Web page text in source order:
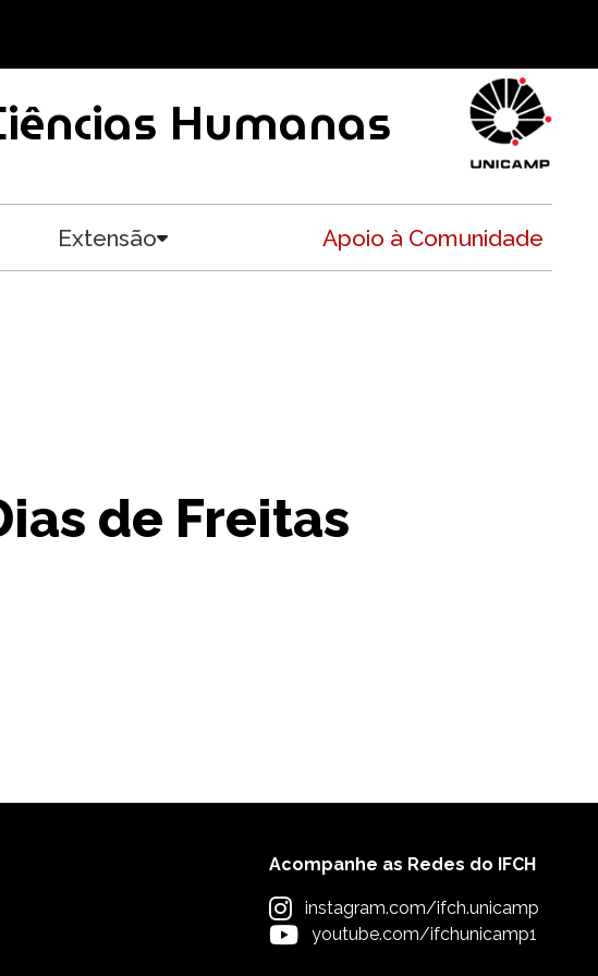
Humanas
Extensão Apoio à Comunidade
de Freitas
Acompanhe as Redes do IFCH
instagram.com/ifch.unicamp
youtube.com/ifchunicamp1